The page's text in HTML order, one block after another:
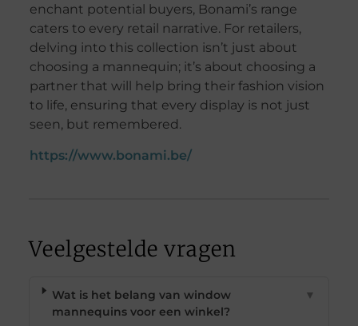
enchant potential buyers, Bonami’s range
caters to every retail narrative. For retailers,
delving into this collection isn’t just about
choosing a mannequin; it’s about choosing a
partner that will help bring their fashion vision
to life, ensuring that every display is not just
seen, but remembered.
https://www.bonami.be/
Veelgestelde vragen
Wat is het belang van window
mannequins voor een winkel?
▼